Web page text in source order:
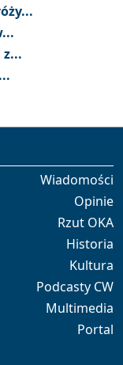
Wiadomości
Opinie
Rzut OKA
Historia
Kultura
Podcasty CW
Multimedia
Portal